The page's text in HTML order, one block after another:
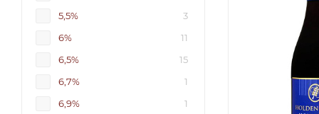
5,5%
3
6%
11
6,5%
15
6,7%
1
6,9%
1